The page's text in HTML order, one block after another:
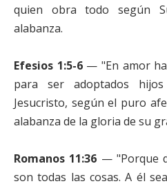
quien obra todo según
alabanza.
Efesios 1:5-6 — "En amor
para ser adoptados
Jesucristo, según el puro
alabanza de la gloria de su
Romanos 11:36 — "Porque
son todas las cosas. A él